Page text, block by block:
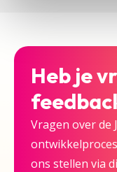
Heb je
Vragen over de
ons stellen via